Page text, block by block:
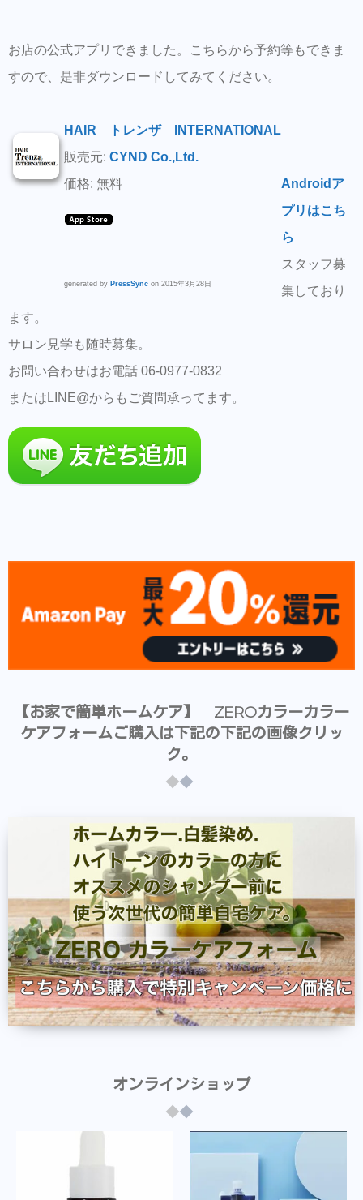
お店の公式アプリできました。こちらから予約等もできま
すので、是非ダウンロードしてみてください。
HAIR トレンザ INTERNATIONAL
販売元: CYND Co.,Ltd.
価格: 無料
generated by PressSync on 2015年3月28日
Androidア
プリはこち
ら
スタッフ募
集しており
ます。
サロン見学も随時募集。
お問い合わせはお電話 06-0977-0832
またはLINE@からもご質問承ってます。
【お家で簡単ホームケア】 ZEROカラーカラー
ケアフォームご購入は下記の下記の画像クリッ
ク。
オンラインショップ